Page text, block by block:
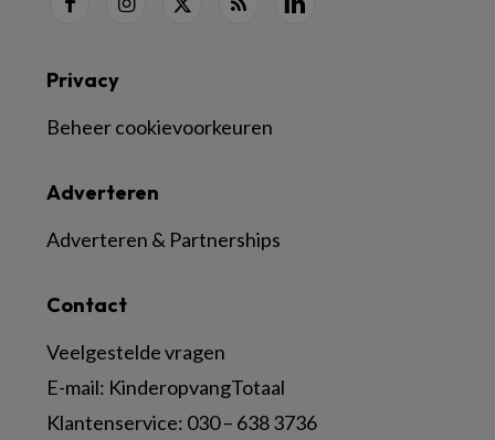
Contact
Veelgestelde vragen
E-mail: KinderopvangTotaal
Klantenservice: 030 – 638 3736
Adverteren
Adverteren & Partnerships
Privacy
Beheer cookievoorkeuren